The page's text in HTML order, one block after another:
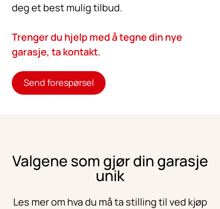
deg et best mulig tilbud.
Trenger du hjelp med å tegne din nye
garasje, ta kontakt.
Send forespørsel
Valgene som gjør din garasje
unik
Les mer om hva du må ta stilling til ved kjøp